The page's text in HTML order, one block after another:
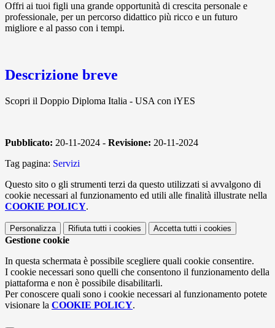
Offri ai tuoi figli una grande opportunità di crescita personale e
professionale, per un percorso didattico più ricco e un futuro
migliore e al passo con i tempi.
Descrizione breve
Scopri il Doppio Diploma Italia - USA con iYES
Pubblicato: 20-11-2024 - Revisione: 20-11-2024
Tag pagina: Servizi
Questo sito o gli strumenti terzi da questo utilizzati si avvalgono di
cookie necessari al funzionamento ed utili alle finalità illustrate nella
COOKIE POLICY.
Personalizza Rifiuta tutti i cookies Accetta tutti i cookies
Gestione cookie
In questa schermata è possibile scegliere quali cookie consentire.
I cookie necessari sono quelli che consentono il funzionamento della
piattaforma e non è possibile disabilitarli.
Per conoscere quali sono i cookie necessari al funzionamento potete
visionare la COOKIE POLICY.